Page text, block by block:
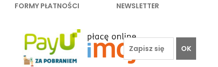
FORMY PŁATNOŚCI NEWSLETTER
OK